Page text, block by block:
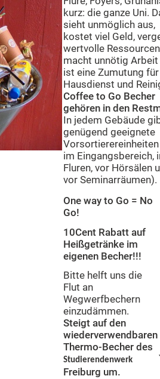
kurz: die ganze Uni.
sieht unmöglich aus,
kostet viel Geld,
wertvolle
macht unnötig Arbeit
ist eine Zumutung für
Hausdienst und
Coffee to Go Becher
gehören in den
In jedem Gebäude
genügend geeignete
Vorsortierereinheiten
im Eingangsbereich,
Fluren, vor Hörsälen
vor Seminarräumen).
One way to Go = No
Go!
10Cent Rabatt auf
Heißgetränke im
eigenen Becher!!!
Bitte helft uns die
Flut an
Wegwerfbechern
einzudämmen.
Steigt auf den
wiederverwendbaren
Thermo-Becher des
Studierendenwerk
Freiburg um.